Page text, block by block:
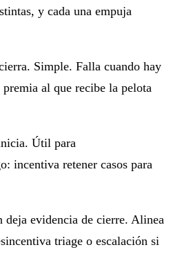
y cada una empuja
Simple. Falla cuando hay
al que recibe la pelota
Útil para
incentiva retener casos para
deja evidencia de cierre. Alinea
triage o escalación si